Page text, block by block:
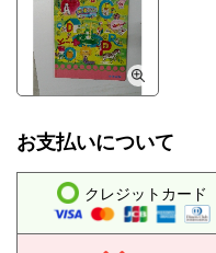
お支払いについて
クレジットカード